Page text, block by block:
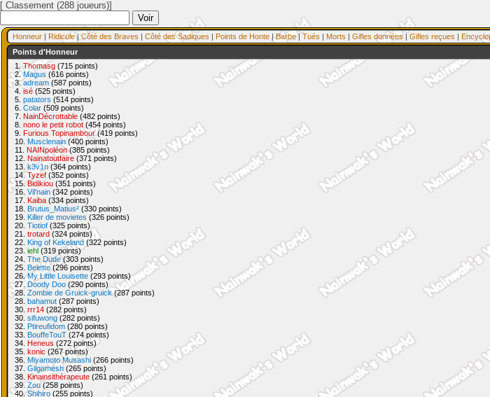
[ Classement (288 joueurs)]
Honneur | Ridicule|Côté des Braves | Côté des Sadiques | Points de Honte |Barbe| Tués | Morts | Gifles données | Gifles reçues |
Points d'Honneur
1. Thomasg (715 points)
2.Magus (616 points)
3.adream (587 points)
4. isé (525 points)
5. patators (514 points)
6. Colar (509 points)
7. NainDécrottable (482 points)
8. nono le petit robot (454 points)
9. Furious Topinambour(419 points)
10. Musclenain(400 points)
11. NAINpoléon(385 points)
12. Nainatoutfaire (371 points)
13. k3v1n(364 points)
14.Tyzef (352 points)
15.Bidikiou (351 points)
16. Vil'nain (342 points)
17. Kaiba (334 points)
18. Brutus_Matius² (330 points)
19. Killer de movietes (326 points)
20. Tiotiof (325 points)
21. trotard (324 points)
22. King of Kekeland (322 points)
23. iehl (319 points)
24. The Dude(303 points)
25. Belette(296 points)
26.My Little Louisette (293 points)
27.Doody Doo (290 points)
28. Zombie de Gruick-gruick(287 points)
28. bahamut (287 points)
30. rrr14 (282 points)
30. sifuwong (282 points)
32. Ptireufidom (280 points)
33. BouffeTouT (274 points)
34. Heneus (272 points)
35. konic (267 points)
36. Miyamoto Musashi (266 points)
37. Gilgamesh (265 points)
38. Kinainsithérapeute (261 points)
39.Zou(258 points)
40.Shihiro (255 points)